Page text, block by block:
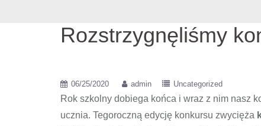
Rozstrzygnęliśmy
06/25/2020 admin Uncategorized
Rok szkolny dobiega końca i wraz z nim nasz
ucznia. Tegoroczną edycję konkursu zwycięża